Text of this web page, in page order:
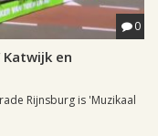
0
Katwijk en
Rijnsburg is 'Muzikaal